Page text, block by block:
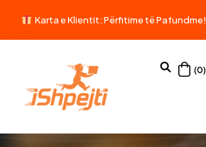
Karta e Klientit: Përfitime të Pafundme!
(0)